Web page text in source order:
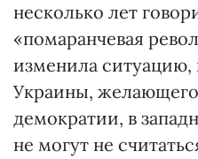
несколько лет
«помаранчевая
изменила
Украины,
демократии, в
не могут не